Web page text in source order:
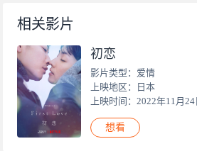
相关影片
初恋
影片类型：爱情
上映地区：日本
上映时间：2022年11月24
想看